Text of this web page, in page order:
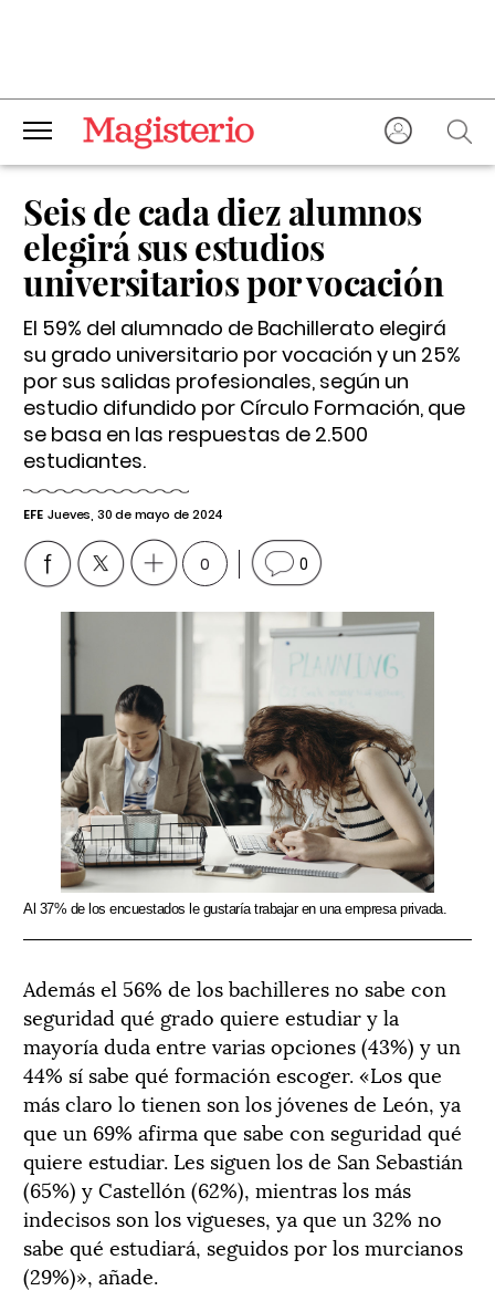
Seis de cada diez alumnos
elegirá sus estudios
universitarios por vocación
El 59% del alumnado de Bachillerato elegirá
su grado universitario por vocación y un 25%
por sus salidas profesionales, según un
estudio difundido por Círculo Formación, que
se basa en las respuestas de 2.500
estudiantes.
EFE Jueves, 30 de mayo de 2024
0 0
Al 37% de los encuestados le gustaría trabajar en una empresa privada.
Además el 56% de los bachilleres no sabe con
seguridad qué grado quiere estudiar y la
mayoría duda entre varias opciones (43%) y un
44% sí sabe qué formación escoger. «Los que
más claro lo tienen son los jóvenes de León, ya
que un 69% afirma que sabe con seguridad qué
quiere estudiar. Les siguen los de San Sebastián
(65%) y Castellón (62%), mientras los más
indecisos son los vigueses, ya que un 32% no
sabe qué estudiará, seguidos por los murcianos
(29%)», añade.